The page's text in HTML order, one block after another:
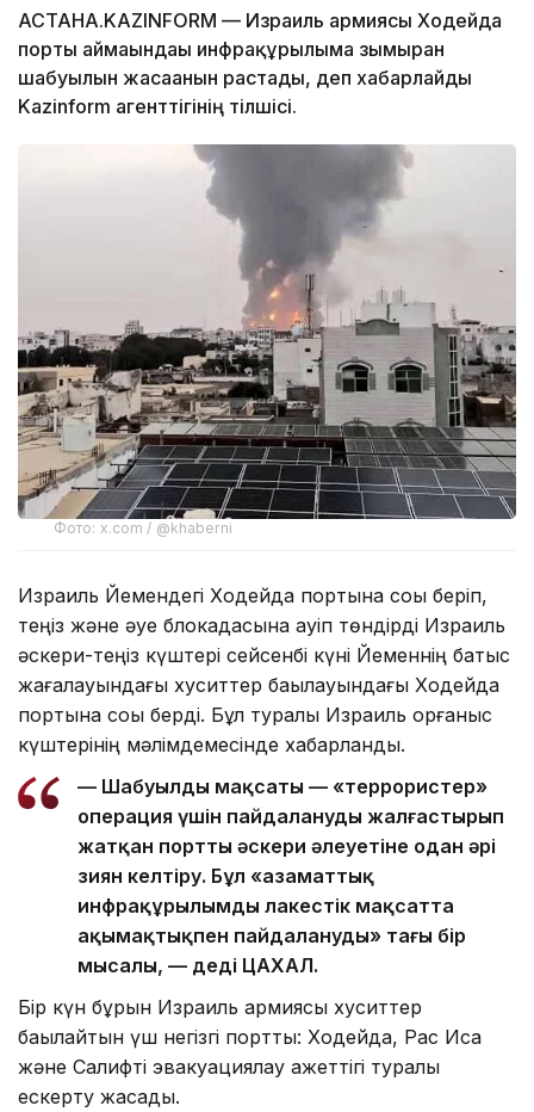
АСТАНА.KAZINFORM — Израиль армиясы Ходейда
порты аймағындағы инфрақұрылымға зымыран
шабуылын жасағанын растады, деп хабарлайды
Kazinform агенттігінің тілшісі.
Фото: x.com / @khaberni
Израиль Йемендегі Ходейда портына соққы беріп,
теңіз және әуе блокадасына қауіп төндірді Израиль
әскери-теңіз күштері сейсенбі күні Йеменнің батыс
жағалауындағы хуситтер бақылауындағы Ходейда
портына соққы берді. Бұл туралы Израиль қорғаныс
күштерінің мәлімдемесінде хабарланды.
— Шабуылдың мақсаты — «террористер»
операция үшін пайдалануды жалғастырып
жатқан порттың әскери әлеуетіне одан әрі
зиян келтіру. Бұл «азаматтық
инфрақұрылымды лаңкестік мақсатта
ақымақтықпен пайдаланудың» тағы бір
мысалы, — деді ЦАХАЛ.
Бір күн бұрын Израиль армиясы хуситтер
бақылайтын үш негізгі портты: Ходейда, Рас Иса
және Салифті эвакуациялау қажеттігі туралы
ескерту жасады.